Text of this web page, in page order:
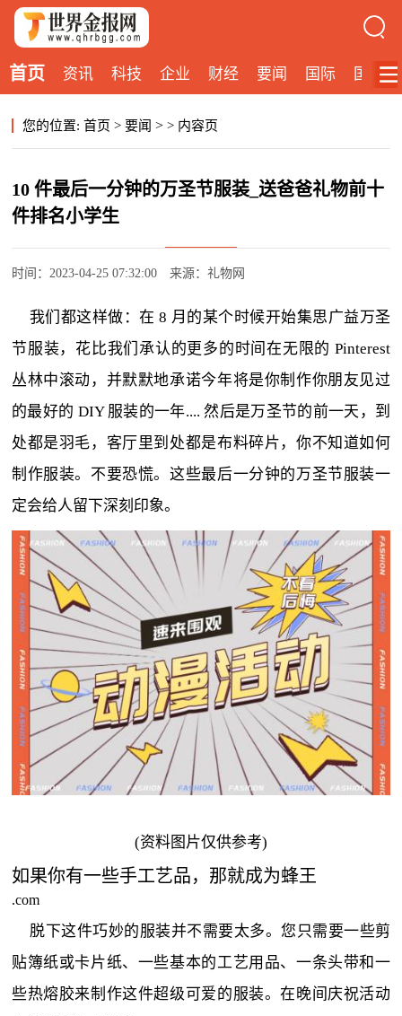
首页 资讯 科技 企业 财经 要闻 国际 国内
您的位置: 首页 > 要闻 > > 内容页
10 件最后一分钟的万圣节服装_送爸爸礼物前十
件排名小学生
时间：2023-04-25 07:32:00 来源：礼物网
我们都这样做：在 8 月的某个时候开始集思广益万圣
节服装，花比我们承认的更多的时间在无限的 Pinterest
丛林中滚动，并默默地承诺今年将是你制作你朋友见过
的最好的 DIY 服装的一年.... 然后是万圣节的前一天，到
处都是羽毛，客厅里到处都是布料碎片，你不知道如何
制作服装。不要恐慌。这些最后一分钟的万圣节服装一
定会给人留下深刻印象。
(资料图片仅供参考)
如果你有一些手工艺品，那就成为蜂王
.com
脱下这件巧妙的服装并不需要太多。您只需要一些剪
贴簿纸或卡片纸、一些基本的工艺用品、一条头带和一
些热熔胶来制作这件超级可爱的服装。在晚间庆祝活动